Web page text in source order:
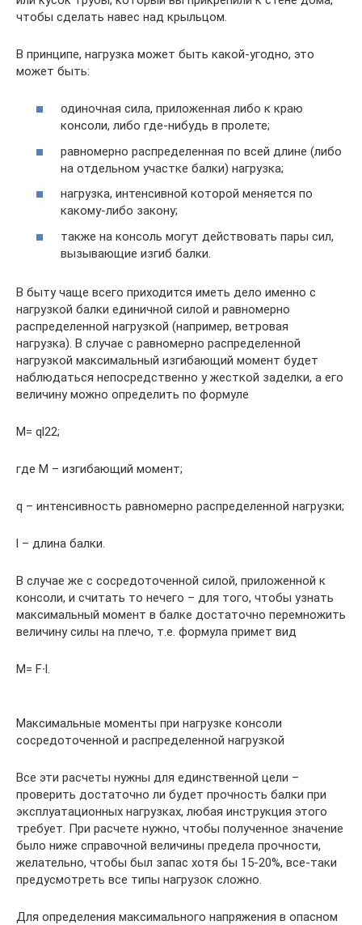
чтобы сделать навес над крыльцом.
В принципе, нагрузка может быть какой-угодно, это
может быть:
одиночная сила, приложенная либо к краю
консоли, либо где-нибудь в пролете;
равномерно распределенная по всей длине (либо
на отдельном участке балки) нагрузка;
нагрузка, интенсивной которой меняется по
какому-либо закону;
также на консоль могут действовать пары сил,
вызывающие изгиб балки.
В быту чаще всего приходится иметь дело именно с
нагрузкой балки единичной силой и равномерно
распределенной нагрузкой (например, ветровая
нагрузка). В случае с равномерно распределенной
нагрузкой максимальный изгибающий момент будет
наблюдаться непосредственно у жесткой заделки, а его
величину можно определить по формуле
M= ql22;
где М – изгибающий момент;
q – интенсивность равномерно распределенной нагрузки;
l – длина балки.
В случае же с сосредоточенной силой, приложенной к
консоли, и считать то нечего – для того, чтобы узнать
максимальный момент в балке достаточно перемножить
величину силы на плечо, т.е. формула примет вид
M= F∙l.
Максимальные моменты при нагрузке консоли
сосредоточенной и распределенной нагрузкой
Все эти расчеты нужны для единственной цели –
проверить достаточно ли будет прочность балки при
эксплуатационных нагрузках, любая инструкция этого
требует. При расчете нужно, чтобы полученное значение
было ниже справочной величины предела прочности,
желательно, чтобы был запас хотя бы 15-20%, все-таки
предусмотреть все типы нагрузок сложно.
Для определения максимального напряжения в опасном